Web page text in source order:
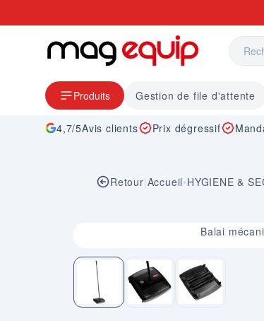
Produits Gestion de file d'attente
4,7/5Avis clients Prix dégressif
Retour|Accueil•HYGIENE &
Balai